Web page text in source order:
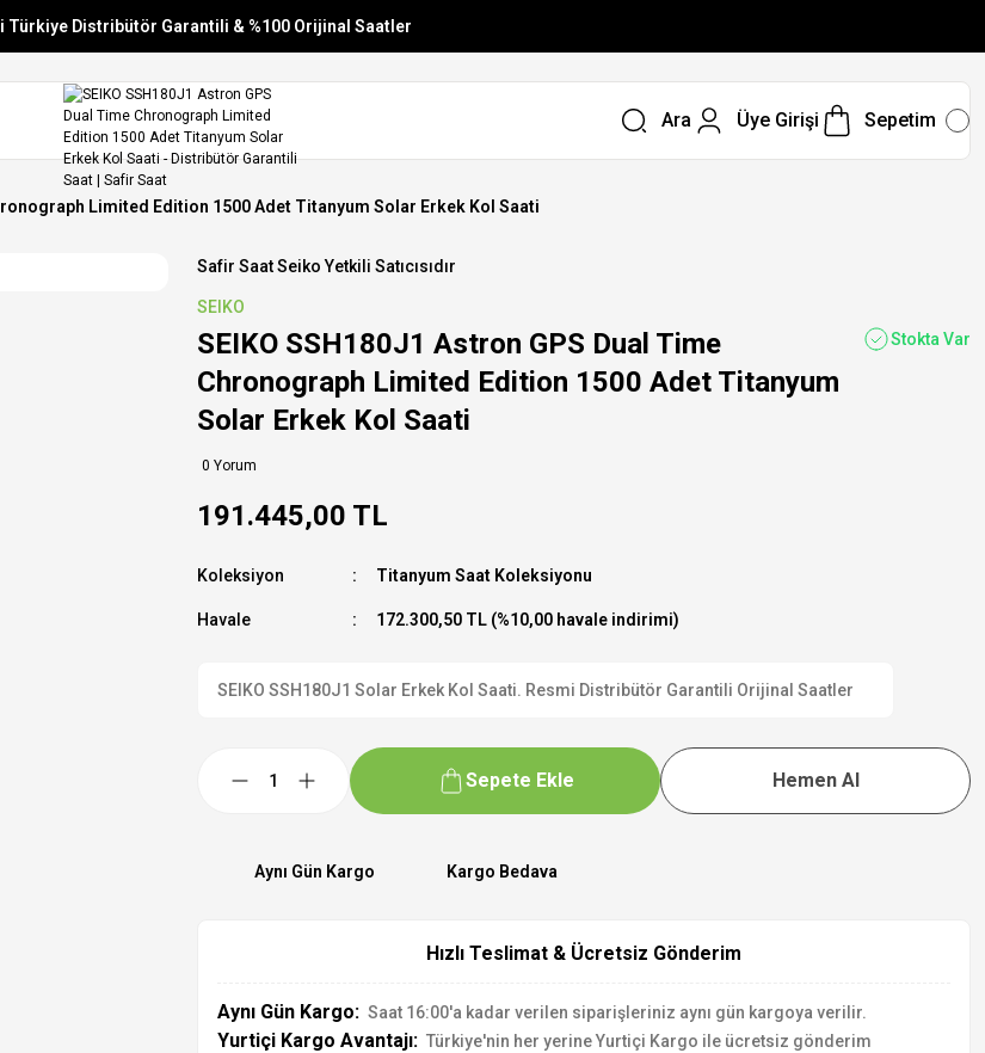
Türkiye Distribütör Garantili & %100 Orijinal Saatler
Vade Farksız 6 Taksit
Aynı Gün Stoktan Gönderim
Ücretsiz Kargo
Ara Üye Girişi Sepetim
Limited Edition 1500 Adet Titanyum Solar Erkek Kol Saati
Safir Saat Seiko Yetkili Satıcısıdır
SEIKO
SEIKO SSH180J1 Astron GPS Dual Time
Chronograph Limited Edition 1500 Adet Titanyum
Solar Erkek Kol Saati
0 Yorum
Stokta Var
191.445,00 TL
Koleksiyon Titanyum Saat Koleksiyonu
Havale 172.300,50 TL (%10,00 havale indirimi)
SEIKO SSH180J1 Solar Erkek Kol Saati. Resmi Distribütör Garantili Orijinal Saatler
Sepete Ekle Hemen Al
Aynı Gün Kargo Kargo Bedava
Hızlı Teslimat & Ücretsiz Gönderim
Aynı Gün Kargo: Saat 16:00'a kadar verilen siparişleriniz aynı gün kargoya verilir.
Yurtiçi Kargo Avantajı: Türkiye'nin her yerine Yurtiçi Kargo ile ücretsiz gönderim